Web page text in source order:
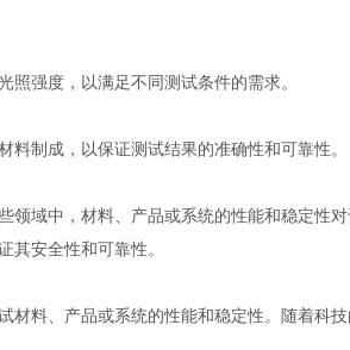
强度，以满足不同测试条件的需求。
制成，以保证测试结果的准确性和可靠性。
中，材料、产品或系统的性能和稳定性
其安全性和可靠性。
、产品或系统的性能和稳定性。随着科